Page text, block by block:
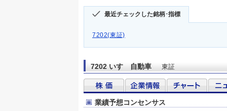
最近チェックした銘柄･指標
7202(東証)
7202 いすゞ自動車 東証